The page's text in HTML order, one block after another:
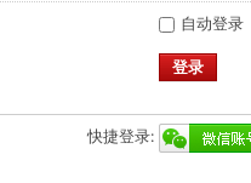
自动登录
登录
快捷登录: